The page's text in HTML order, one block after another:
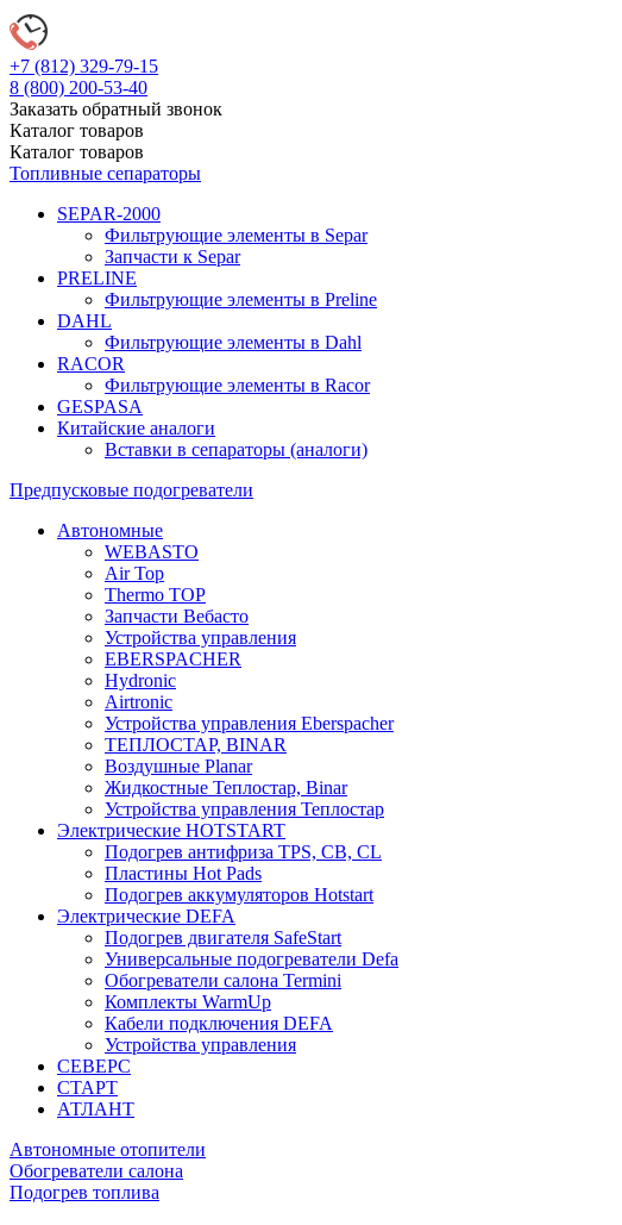
+7 (812) 329-79-15
8 (800) 200-53-40
Заказать обратный звонок
Каталог товаров
Каталог товаров
Топливные сепараторы
SEPAR-2000
Фильтрующие элементы в Separ
Запчасти к Separ
PRELINE
Фильтрующие элементы в Preline
DAHL
Фильтрующие элементы в Dahl
RACOR
Фильтрующие элементы в Racor
GESPASA
Китайские аналоги
Вставки в сепараторы (аналоги)
Предпусковые подогреватели
Автономные
WEBASTO
Air Top
Thermo TOP
Запчасти Вебасто
Устройства управления
EBERSPACHER
Hydronic
Airtronic
Устройства управления Eberspacher
ТЕПЛОСТАР, BINAR
Воздушные Planar
Жидкостные Теплостар, Binar
Устройства управления Теплостар
Электрические HOTSTART
Подогрев антифриза TPS, CB, CL
Пластины Hot Pads
Подогрев аккумуляторов Hotstart
Электрические DEFA
Подогрев двигателя SafeStart
Универсальные подогреватели Defa
Обогреватели салона Termini
Комплекты WarmUp
Кабели подключения DEFA
Устройства управления
СЕВЕРС
СТАРТ
АТЛАНТ
Автономные отопители
Обогреватели салона
Подогрев топлива